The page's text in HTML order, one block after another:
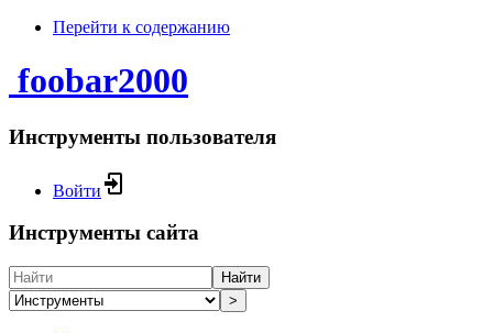
Перейти к содержанию
foobar2000
Инструменты пользователя
Войти
Инструменты сайта
Найти
>